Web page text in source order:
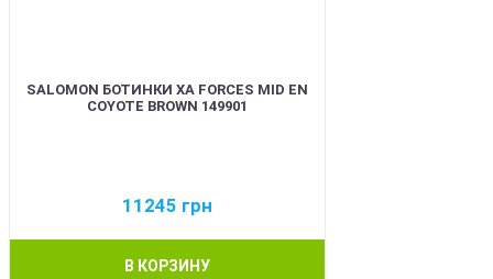
SALOMON БОТИНКИ XA FORCES MID EN
COYOTE BROWN 149901
11245 грн
В КОРЗИНУ